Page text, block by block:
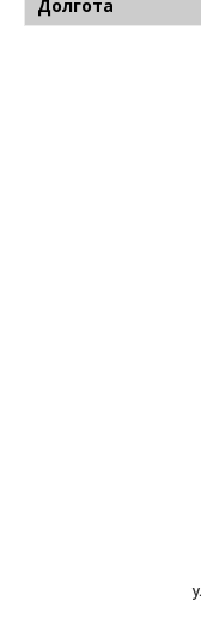
Долгота